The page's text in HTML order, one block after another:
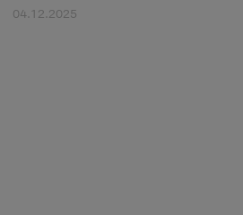
04.12.2025